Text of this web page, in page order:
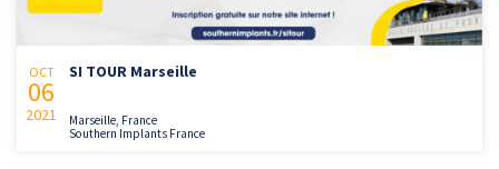
OCT
06
2021
SI TOUR Marseille
Marseille, France
Southern Implants France